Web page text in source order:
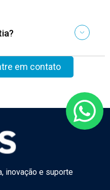
em contato
inovação e suporte